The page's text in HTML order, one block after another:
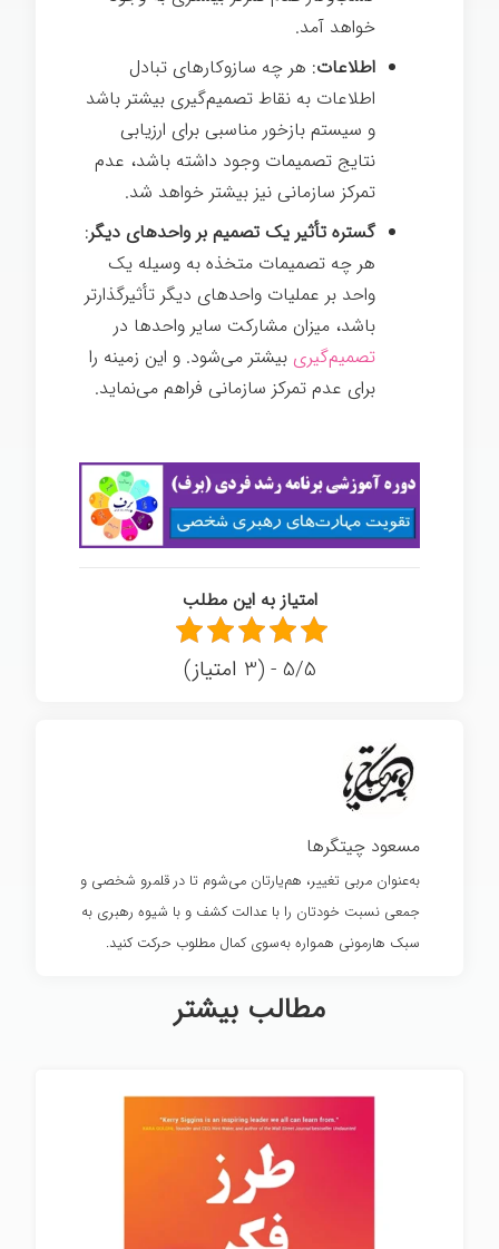
خواهد آمد.
اطلاعات: هر چه سازوکارهای تبادل
اطلاعات به نقاط تصمیم­‌گیری بیش­تر باشد
و سیستم بازخور مناسبی برای ارزیابی
نتایج تصمیمات وجود داشته باشد، عدم
تمرکز سازمانی نیز بیش­تر خواهد شد.
گستره­ تأثیر یک تصمیم بر واحدهای دیگر:
هر چه تصمیمات متخذه به وسیله­ یک
واحد بر عملیات واحدهای دیگر تأثیرگذارتر
باشد، میزان مشارکت سایر واحدها در
تصمیم­‌گیری بیش­تر می­‌شود. و این زمینه را
برای عدم تمرکز سازمانی فراهم می­‌نماید.
امتیاز به این مطلب
5/5 - (3 امتیاز)
مسعود چیتگرها
به‌عنوان مربی تغییر، هم‌یارتان می‌شوم تا در قلمرو شخصی و
جمعی نسبت خودتان را با عدالت کشف و با شیوه رهبری به
سبک هارمونی همواره به‌سوی کمال مطلوب حرکت کنید.
مطالب بیشتر